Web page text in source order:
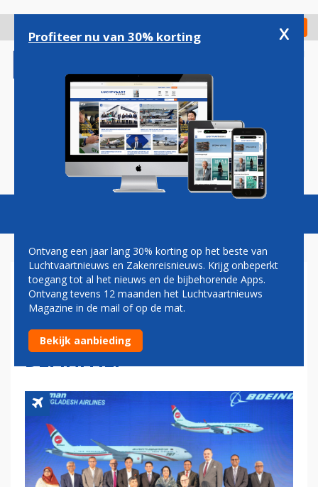
gaan
Check in
Magazine Podcasts Vacatures
BIMAN BANGLADESH MAAKT
BESTELLING BIJ BOEING
VOOR VEERTIEN TOESTELLEN
DEFINITIEF
Profiteer nu van 30% korting x
Ontvang een jaar lang 30% korting op het beste van
Luchtvaartnieuws en Zakenreisnieuws. Krijg onbeperkt
toegang tot al het nieuws en de bijbehorende Apps.
Ontvang tevens 12 maanden het Luchtvaartnieuws
Magazine in de mail of op de mat.
Bekijk aanbieding